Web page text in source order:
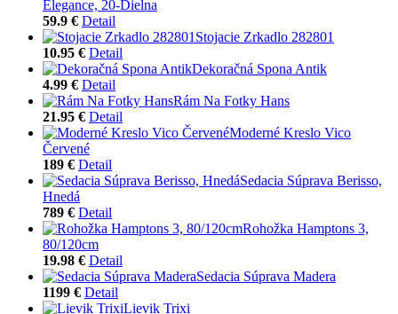
Elegance, 20-Dielna
59.9 € Detail
Stojacie Zrkadlo 282801
10.95 € Detail
Dekoračná Spona Antik
4.99 € Detail
Rám Na Fotky Hans
21.95 € Detail
Moderné Kreslo Vico
Červené
189 € Detail
Sedacia Súprava Berisso,
Hnedá
789 € Detail
Rohožka Hamptons 3,
80/120cm
19.98 € Detail
Sedacia Súprava Madera
1199 € Detail
Lievik Trixi